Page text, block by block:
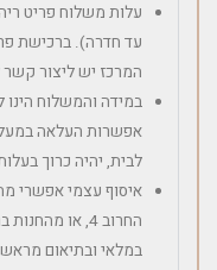
עד חדרה). ברכישת
המרכז יש ליצור
במידה והמשלוח הינו
אפשרות העלאה
לבית, יהיה כרוך
איסוף עצמי אפשרי
במלאי ובתיאום